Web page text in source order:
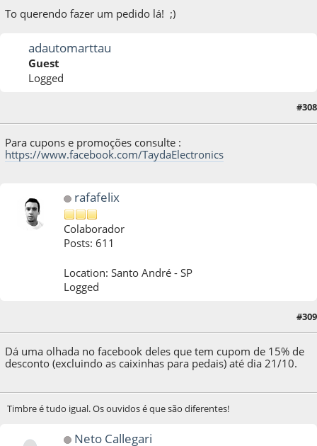
To querendo fazer um pedido lá! ;)
adautomarttau
Guest
Logged
#308
Para cupons e promoções consulte :
https://www.facebook.com/TaydaElectronics
rafafelix
Colaborador
Posts: 611
Location: Santo André - SP
Logged
#309
Dá uma olhada no facebook deles que tem cupom de 15% de
desconto (excluindo as caixinhas para pedais) até dia 21/10.
Timbre é tudo igual. Os ouvidos é que são diferentes!
Neto Callegari